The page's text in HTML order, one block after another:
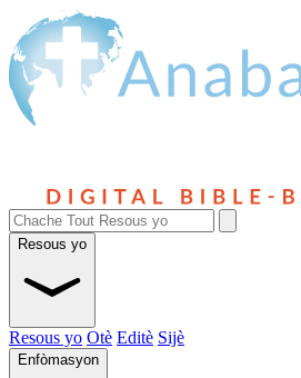
Resous yo
Resous yo Otè Editè Sijè
Enfòmasyon